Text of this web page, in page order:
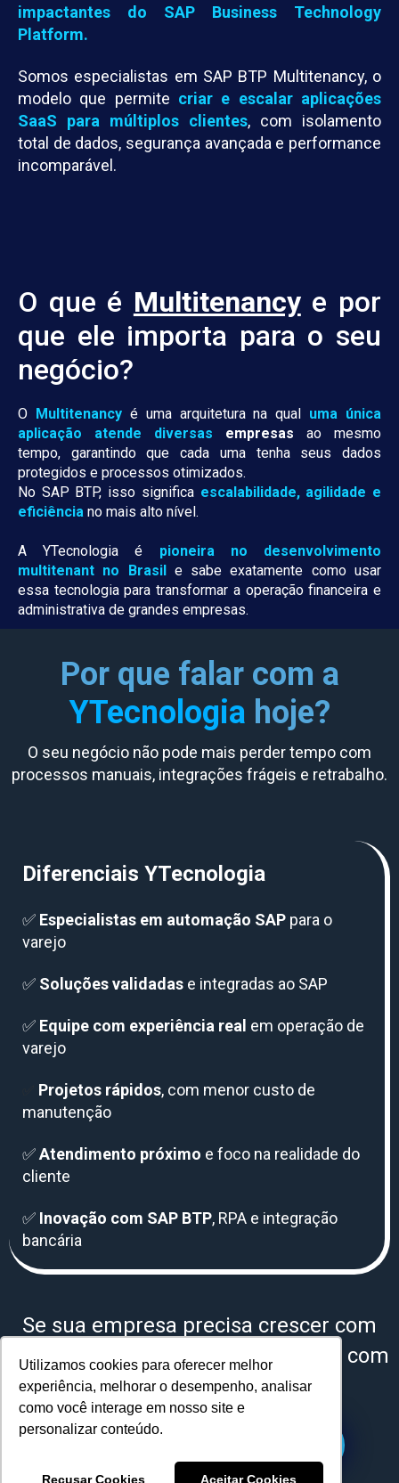
Utilizamos cookies para oferecer melhor
experiência, melhorar o desempenho, analisar
como você interage em nosso site e
personalizar conteúdo.
Recusar Cookies Aceitar Cookies
impactantes do SAP Business Technology
Platform.
Somos especialistas em SAP BTP Multitenancy, o
modelo que permite criar e escalar aplicações
SaaS para múltiplos clientes, com isolamento
total de dados, segurança avançada e performance
incomparável.
O que é Multitenancye por
que ele importa para o seu
negócio?
O Multitenancyé uma arquitetura na qual uma única
aplicação atende diversas empresas ao mesmo
tempo, garantindo que cada uma tenha seus dados
protegidos e processos otimizados.
No SAP BTP, isso significa escalabilidade, agilidade e
eficiência no mais alto nível.
A YTecnologia é pioneira no desenvolvimento
multitenant no Brasile sabe exatamente como usar
essa tecnologia para transformar a operação financeira e
administrativa de grandes empresas.
Por que falar com a
YTecnologia hoje?
O seu negócio não pode mais perder tempo com
processos manuais, integrações frágeis e retrabalho.
Diferenciais YTecnologia
✅ Especialistas em automação SAP para o
varejo
✅ Soluções validadas e integradas ao SAP
✅ Equipe com experiência real em operação de
varejo
Projetos rápidos, com menor custo de
manutenção
✅Atendimento próximo e foco na realidade do
cliente
✅ Inovação com SAP BTP, RPA e integração
bancária
Se sua empresa precisa crescer com
segurança e eficiênciano SAP, fale com
quem entendede verdade